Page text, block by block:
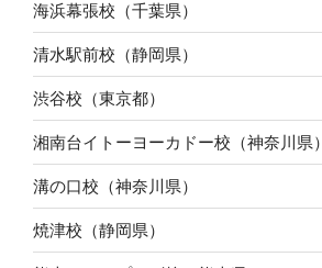
海浜幕張校（千葉県）
清水駅前校（静岡県）
渋谷校（東京都）
湘南台イトーヨーカドー校（神奈川県）
溝の口校（神奈川県）
焼津校（静岡県）